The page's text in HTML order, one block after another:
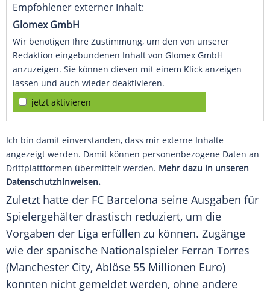
Empfohlener externer Inhalt:
Glomex GmbH
Wir benötigen Ihre Zustimmung, um den von unserer
Redaktion eingebundenen Inhalt von Glomex GmbH
anzuzeigen. Sie können diesen mit einem Klick anzeigen
lassen und auch wieder deaktivieren.
jetzt aktivieren
Ich bin damit einverstanden, dass mir externe Inhalte
angezeigt werden. Damit können personenbezogene Daten an
Drittplattformen übermittelt werden. Mehr dazu in unseren
Datenschutzhinweisen.
Zuletzt hatte der FC Barcelona seine Ausgaben für
Spielergehälter drastisch reduziert, um die
Vorgaben der Liga erfüllen zu können. Zugänge
wie der spanische Nationalspieler Ferran Torres
(Manchester City, Ablöse 55 Millionen Euro)
konnten nicht gemeldet werden, ohne andere